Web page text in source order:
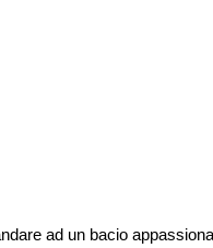
ad un bacio